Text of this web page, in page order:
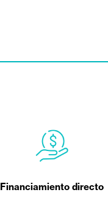
Financiamiento directo